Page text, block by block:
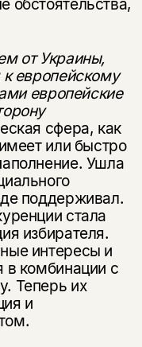
обстоятельства,
от Украины,
к европейскому
европейские
сфера, как
или быстро
Ушла
поддерживал.
стала
избирателя.
интересы и
в комбинации с
Теперь их
и